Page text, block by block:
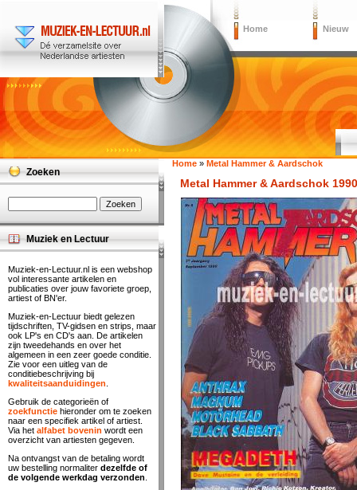
Home Nieuw
Home » Metal Hammer & Aardschok
Metal Hammer & Aardschok
Zoeken
Muziek en Lectuur
Muziek-en-Lectuur.nl is een webshop
vol interessante artikelen en
publicaties over jouw favoriete groep,
artiest of BN'er.
Muziek-en-Lectuur biedt gelezen
tijdschriften, TV-gidsen en strips, maar
ook LP's en CD's aan. De artikelen
zijn tweedehands en over het
algemeen in een zeer goede conditie.
Zie voor een uitleg van de
conditiebeschrijving bij
kwaliteitsaanduidingen
Gebruik de categorieën of
zoekfunctie hieronder om te zoeken
naar een specifiek artikel of artiest.
Via het alfabet bovenin wordt een
overzicht van artiesten gegeven.
Na ontvangst van de betaling wordt
uw bestelling normaliter dezelfde of
de volgende werkdag verzonden